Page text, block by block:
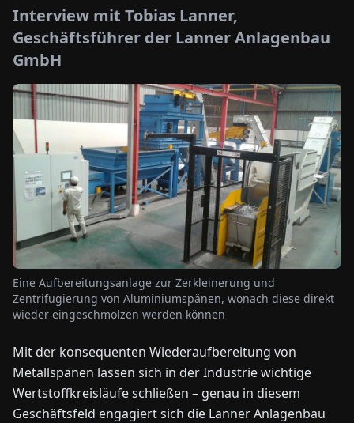
NEWS
UNS
ENDEFRESITNLPLHU
KONTAKT
UNS
Interview mit Tobias Lanner,
Geschäftsführer der Lanner Anlagenbau
GmbH
Eine Aufbereitungsanlage zur Zerkleinerung und
Zentrifugierung von Aluminiumspänen, wonach diese direkt
wieder eingeschmolzen werden können
Mit der konsequenten Wiederaufbereitung von
Metallspänen lassen sich in der Industrie wichtige
Wertstoffkreisläufe schließen – genau in diesem
Geschäftsfeld engagiert sich die Lanner Anlagenbau